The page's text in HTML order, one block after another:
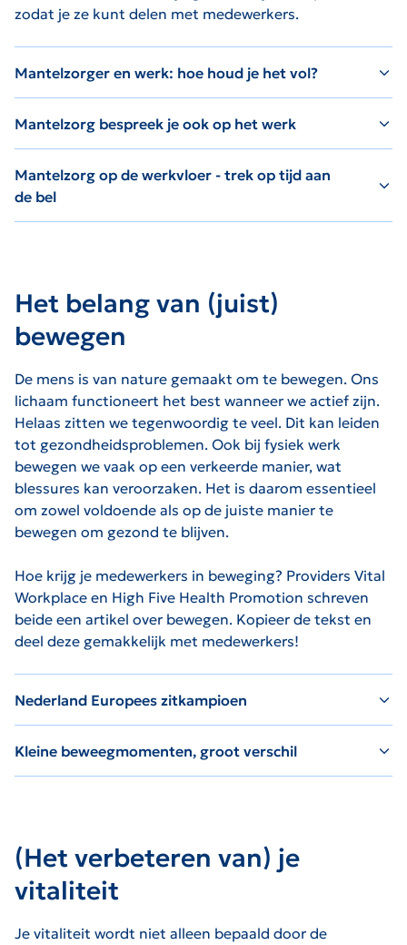
zodat je ze kunt delen met medewerkers.
Mantelzorger en werk: hoe houd je het vol?
Mantelzorg bespreek je ook op het werk
Mantelzorg op de werkvloer - trek op tijd aan
de bel
Het belang van (juist)
bewegen
De mens is van nature gemaakt om te bewegen. Ons
lichaam functioneert het best wanneer we actief zijn.
Helaas zitten we tegenwoordig te veel. Dit kan leiden
tot gezondheidsproblemen. Ook bij fysiek werk
bewegen we vaak op een verkeerde manier, wat
blessures kan veroorzaken. Het is daarom essentieel
om zowel voldoende als op de juiste manier te
bewegen om gezond te blijven.
Hoe krijg je medewerkers in beweging? Providers Vital
Workplace en High Five Health Promotion schreven
beide een artikel over bewegen. Kopieer de tekst en
deel deze gemakkelijk met medewerkers!
Nederland Europees zitkampioen
Kleine beweegmomenten, groot verschil
(Het verbeteren van) je
vitaliteit
Je vitaliteit wordt niet alleen bepaald door de